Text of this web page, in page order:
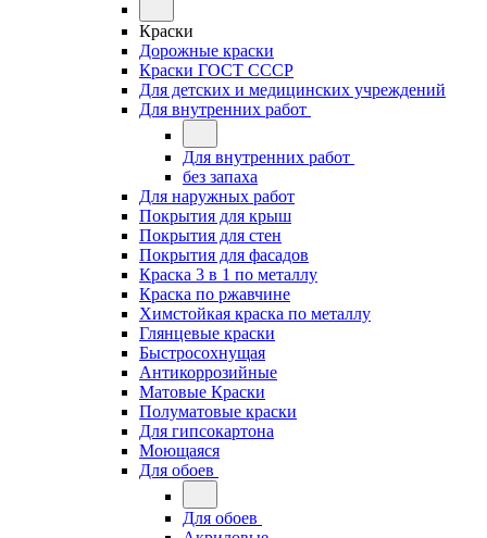
Краски
Дорожные краски
Краски ГОСТ СССР
Для детских и медицинских учреждений
Для внутренних работ
Для внутренних работ
без запаха
Для наружных работ
Покрытия для крыш
Покрытия для стен
Покрытия для фасадов
Краска 3 в 1 по металлу
Краска по ржавчине
Химстойкая краска по металлу
Глянцевые краски
Быстросохнущая
Антикоррозийные
Матовые Краски
Полуматовые краски
Для гипсокартона
Моющаяся
Для обоев
Для обоев